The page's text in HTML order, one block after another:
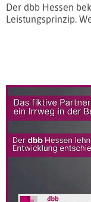
Der dbb Hessen
Leistungsprinzip.